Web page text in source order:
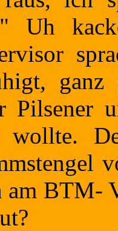
Uh
Pilsener
wollte.
am BTM-